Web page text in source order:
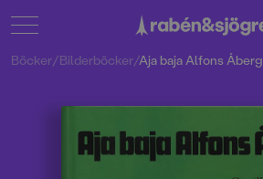
Böcker/Bilderböcker/Aja baja Alfons Åberg